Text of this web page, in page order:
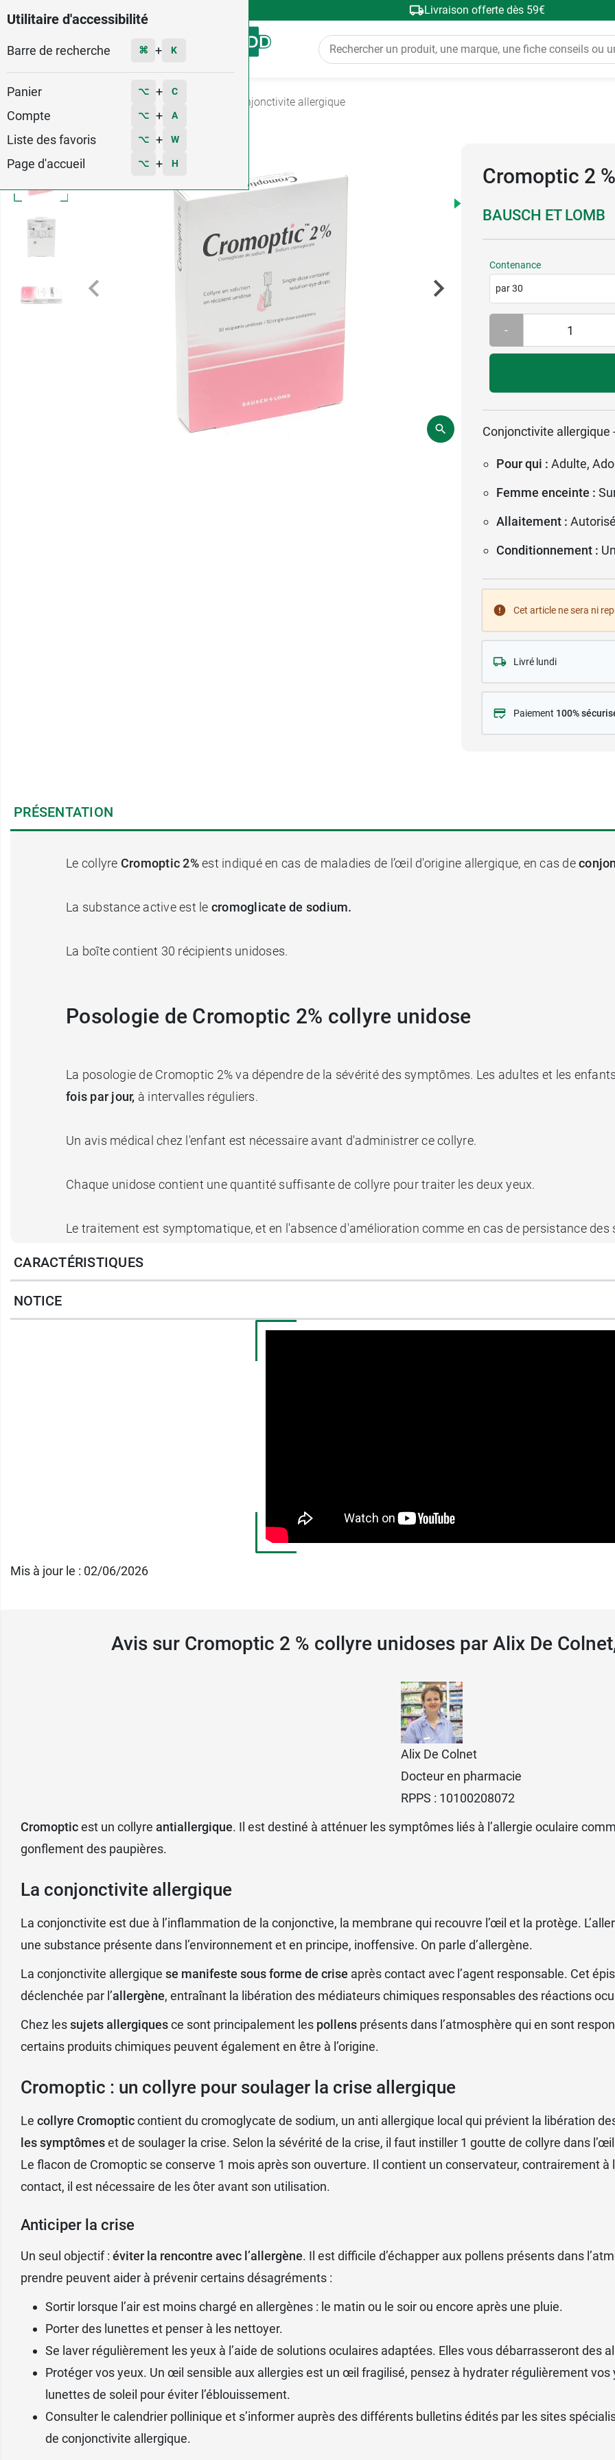
Utilitaire d'accessibilité
Barre de recherche ⌘ + K
Panier ⌥ + C
Compte ⌥ + A
Liste des favoris ⌥ + W
Page d'accueil ⌥ + H
Livraison offerte dès 59€
Menu
Conjonctivite allergique
Cromoptic 2
BAUSCH ET LOMB
Contenance
par 30
-
Conjonctivite allergique
Pour qui : Adulte,
Femme enceinte :
Allaitement : Autorisé
Conditionnement :
Cet article ne sera ni
Livré lundi
Paiement 100%
PRÉSENTATION
Le collyre Cromoptic 2%est indiqué en cas de maladies de l’œil d'origine allergique, en cas de
La substance active est le cromoglicate de sodium.
La boîte contient 30 récipients unidoses.
Posologie de Cromoptic 2% collyre unidose
La posologie de Cromoptic 2% va dépendre de la sévérité des symptômes. Les adultes et les
fois par jour, à intervalles réguliers.
Un avis médical chez l'enfant est nécessaire avant d'administrer ce collyre.
Chaque unidose contient une quantité suffisante de collyre pour traiter les deux yeux.
Le traitement est symptomatique, et en l'absence d'amélioration comme en cas de persistance
En cas de traitement concomitant par un autre collyre, instiller les collyres à 15 minutes d'intervalle.
Précautions d'emploi de Cromoptic collyre
Pour éviter d’éventuelles interactions entre plusieurs médicaments, il faut signaler
médecin ou à votre pharmacien.
Si vous souffrez de sécheresse oculaire, ce laboratoire commercialise le
CARACTÉRISTIQUES
NOTICE
Mis à jour le : 02/06/2026
Avis sur Cromoptic 2 % collyre unidoses par Alix De
Alix De Colnet
Docteur en pharmacie
RPPS : 10100208072
Cromopticest un collyre antiallergique. Il est destiné à atténuer les symptômes liés à l’allergie oculaire
gonflement des paupières.
La conjonctivite allergique
La conjonctivite est due à l’inflammation de la conjonctive, la membrane qui recouvre l’œil et la protège.
une substance présente dans l’environnement et en principe, inoffensive. On parle d’allergène.
La conjonctivite allergique se manifeste sous forme de crise après contact avec l’agent responsable. Cet
déclenchée par l’allergène, entraînant la libération des médiateurs chimiques responsables des réactions
Chez lessujets allergiquesce sont principalement les pollens présents dans l’atmosphère qui en sont
certains produits chimiques peuvent également en être à l’origine.
Cromoptic : un collyre pour soulager la crise allergique
Le collyre Cromopticcontient du cromoglycate de sodium, un anti allergique local qui prévient la libération
les symptômeset de soulager la crise. Selon la sévérité de la crise, il faut instiller 1 goutte de collyre dans
Le flacon de Cromoptic se conserve 1 mois après son ouverture. Il contient un conservateur, contrairement
contact, il est nécessaire de les ôter avant son utilisation.
Anticiper la crise
Un seul objectif : éviter la rencontre avec l’allergène. Il est difficile d’échapper aux pollens présents dans
prendre peuvent aider à prévenir certains désagréments :
Sortir lorsque l’air est moins chargé en allergènes : le matin ou le soir ou encore après une pluie.
Porter des lunettes et penser à les nettoyer.
Se laver régulièrement les yeux à l’aide de solutions oculaires adaptées. Elles vous débarrasseront des
Protéger vos yeux. Un œil sensible aux allergies est un œil fragilisé, pensez à hydrater régulièrement
lunettes de soleil pour éviter l’éblouissement.
Consulter le calendrier pollinique et s’informer auprès des différents bulletins édités par les sites
de conjonctivite allergique.